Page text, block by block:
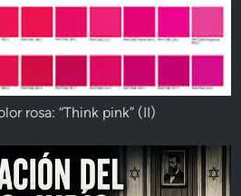
rosa: “Think pink” (II)